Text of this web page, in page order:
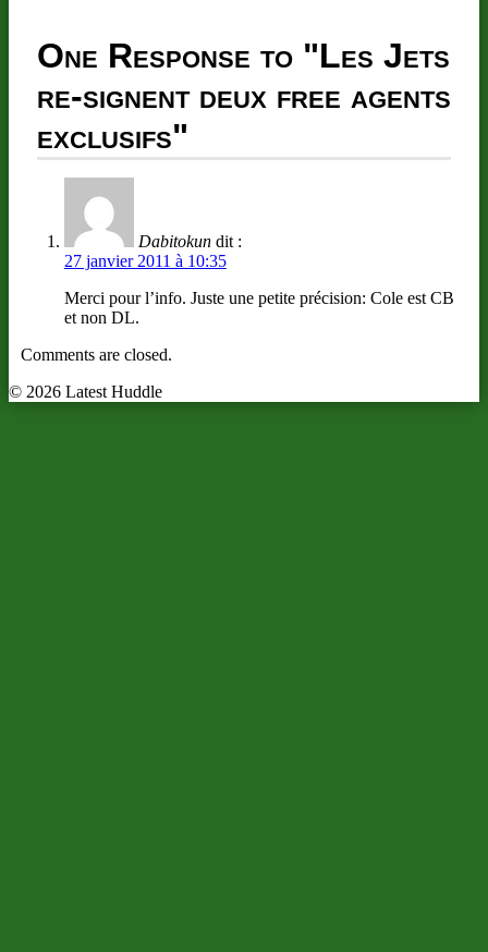
One Response to"Les Jets
re-signent deux free agents
exclusifs"
Dabitokun dit :
27 janvier 2011 à 10:35
Merci pour l’info. Juste une petite précision: Cole est CB
et non DL.
Comments are closed.
© 2026 Latest Huddle